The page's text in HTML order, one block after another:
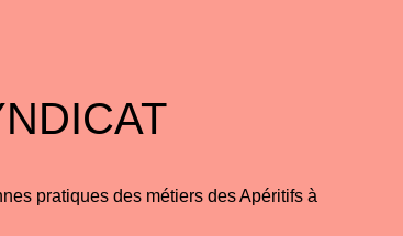
pratiques des métiers des Apéritifs à